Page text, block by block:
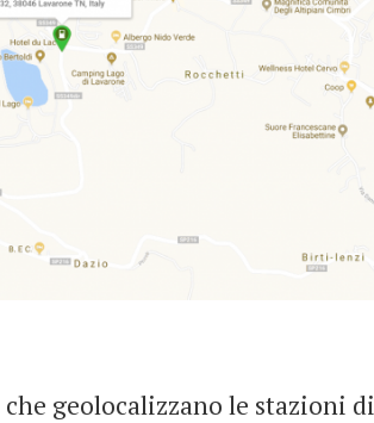
che geolocalizzano le stazioni di